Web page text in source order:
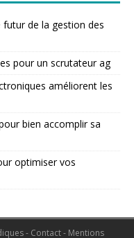
de la gestion des
pour un scrutateur ag
améliorent les
bien accomplir sa
optimiser vos
- Contact - Mentions